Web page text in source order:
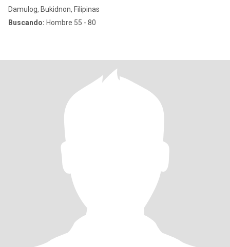
Damulog, Bukidnon, Filipinas
Buscando: Hombre 55 - 80